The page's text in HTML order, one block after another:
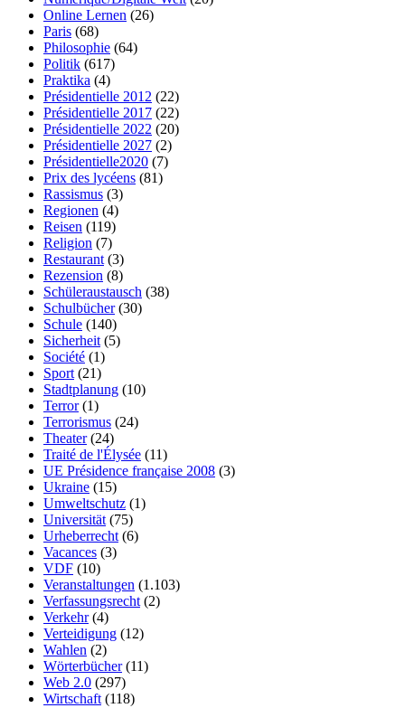
Online Lernen (26)
Paris (68)
Philosophie (64)
Politik (617)
Praktika (4)
Présidentielle 2012 (22)
Présidentielle 2017 (22)
Présidentielle 2022 (20)
Présidentielle 2027 (2)
Présidentielle2020 (7)
Prix des lycéens (81)
Rassismus (3)
Regionen (4)
Reisen (119)
Religion (7)
Restaurant(3)
Rezension (8)
Schüleraustausch (38)
Schulbücher(30)
Schule (140)
Sicherheit(5)
Société (1)
Sport(21)
Stadtplanung (10)
Terror(1)
Terrorismus (24)
Theater(24)
Traité de l'Élysée (11)
UE Présidence française 2008 (3)
Ukraine (15)
Umweltschutz (1)
Universität(75)
Urheberrecht(6)
Vacances (3)
VDF (10)
Veranstaltungen (1.103)
Verfassungsrecht(2)
Verkehr(4)
Verteidigung (12)
Wahlen (2)
Wörterbücher(11)
Web 2.0 (297)
Wirtschaft(118)